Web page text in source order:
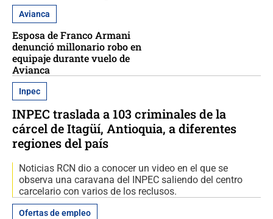
Avianca
Esposa de Franco Armani
denunció millonario robo en
equipaje durante vuelo de
Avianca
Inpec
INPEC traslada a 103 criminales de la
cárcel de Itagüí, Antioquia, a diferentes
regiones del país
Noticias RCN dio a conocer un video en el que se
observa una caravana del INPEC saliendo del centro
carcelario con varios de los reclusos.
Ofertas de empleo